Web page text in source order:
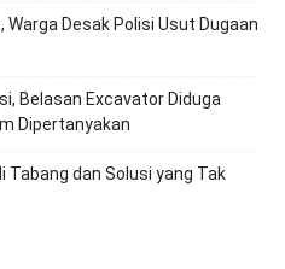
Warga Desak Polisi Usut Dugaan
Belasan Excavator Diduga
Dipertanyakan
Tabang dan Solusi yang Tak